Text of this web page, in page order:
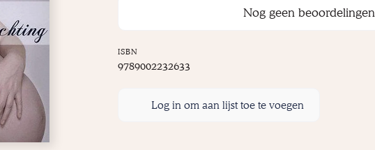
Nog geen beoordelingen
ISBN
9789002232633
Log in om aan lijst toe te voegen